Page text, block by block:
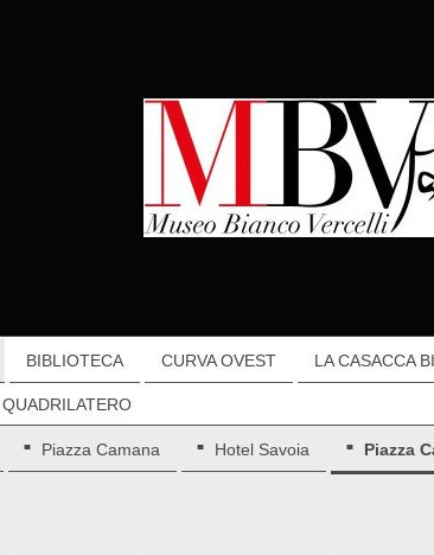
BIBLIOTECA CURVA OVEST LA CASACCA
QUADRILATERO
Piazza Camana Hotel Savoia Piazza